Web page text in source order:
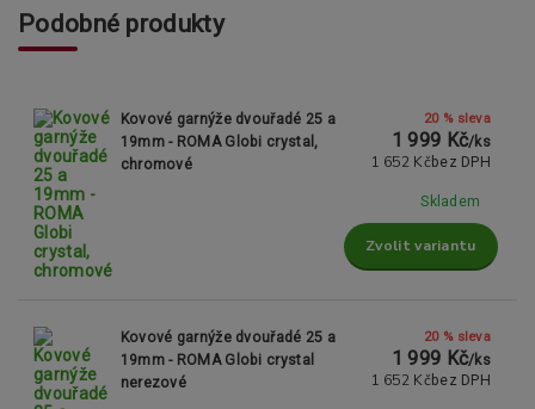
Podobné produkty
Kovové garnýže dvouřadé 25 a
19mm - ROMA Globi crystal,
chromové
20 % sleva
1 999 Kč/ks
1 652 Kč bez DPH
Skladem
Zvolit variantu
Kovové garnýže dvouřadé 25 a
19mm - ROMA Globi crystal
nerezové
20 % sleva
1 999 Kč/ks
1 652 Kč bez DPH